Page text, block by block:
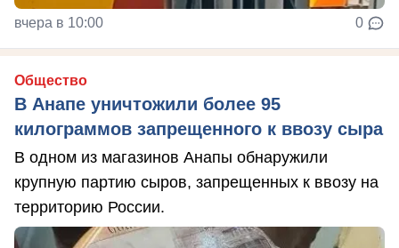
вчера в 10:00 0
Общество
В Анапе уничтожили более 95
килограммов запрещенного к ввозу сыра
В одном из магазинов Анапы обнаружили
крупную партию сыров, запрещенных к ввозу на
территорию России.